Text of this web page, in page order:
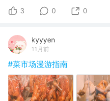
3 0 0
kyyyen
11月前
#菜市场漫游指南